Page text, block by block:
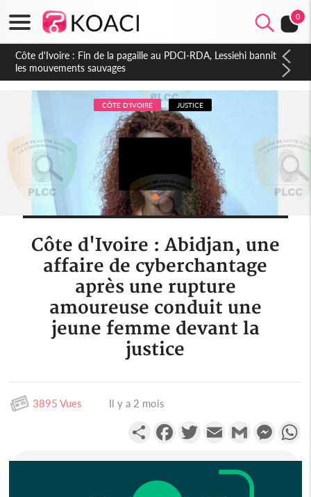
0
Côte d'Ivoire : Ouattara promet des sanctions contre les
déguerpissements illégaux
CÔTE D'IVOIRE JUSTICE
Côte d'Ivoire : Abidjan, une
affaire de cyberchantage
après une rupture
amoureuse conduit une
jeune femme devant la
justice
3895 Vues Il y a 2 mois
PartagerFacebookTwitterEmail Gmail